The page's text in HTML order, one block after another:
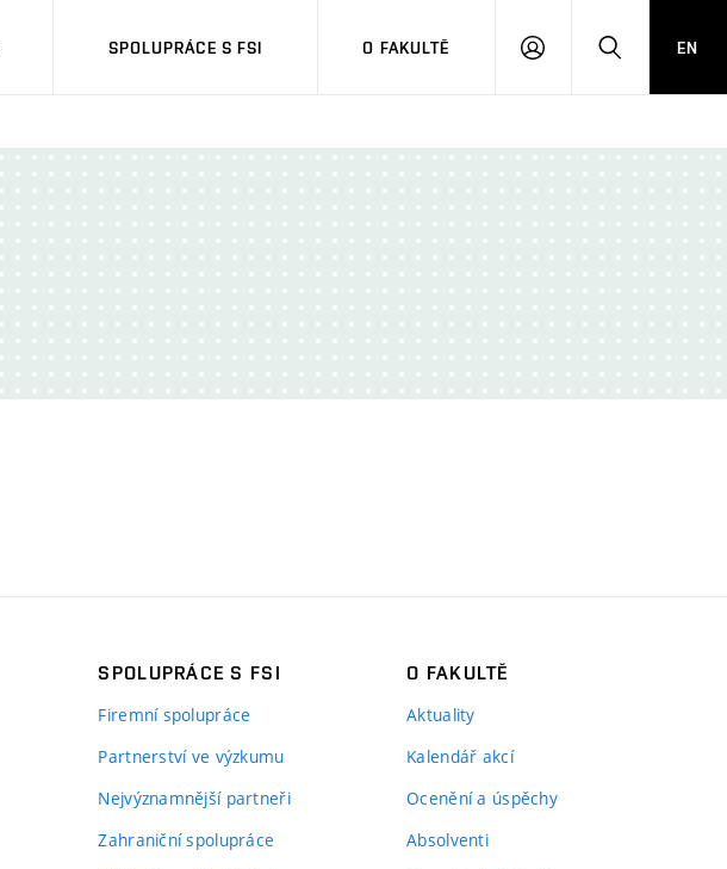
SPOLUPRÁCE S FSI O FAKULTĚ
PŘIHLÁŠENÍHLEDAT
EN
SPOLUPRÁCE S FSI
Firemní spolupráce
Partnerství ve výzkumu
Nejvýznamnější partneři
Zahraniční spolupráce
O FAKULTĚ
Aktuality
Kalendář akcí
Ocenění a úspěchy
Absolventi